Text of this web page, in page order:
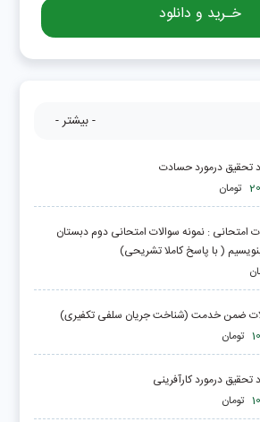
خـرید و دانلود
- بیشتر -
تحقیق درمورد حسادت
تومان
امتحانی : نمونه سوالات امتحانی دوم دبستان
( با پاسخ کاملا تشریحی)
ضمن خدمت (شناخت جریان سلفی تکفیری)
تومان
تحقیق درمورد کارآفرینی
تومان